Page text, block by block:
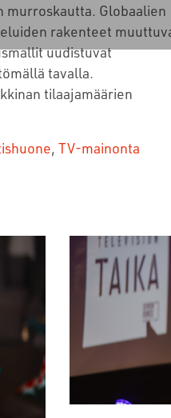
murroskautta. Globaalien
rakenteet
uudistuvat
tavalla.
tilaajamäärien
, TV-mainonta